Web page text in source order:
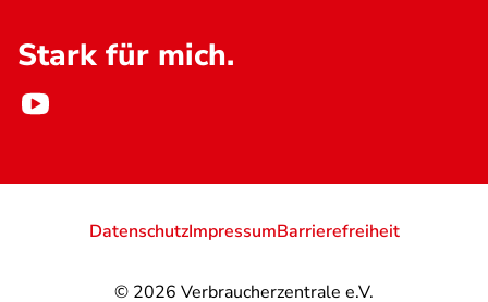
Stark für mich.
© 2026 Verbraucherzentrale e.V.
DatenschutzImpressumBarrierefreiheit